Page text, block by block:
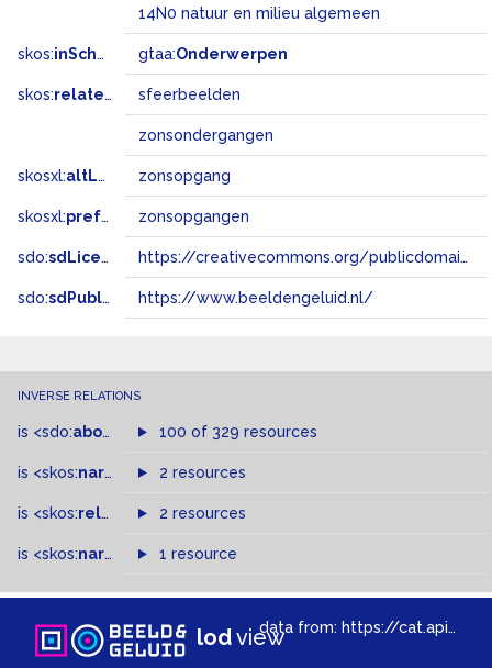
14N0 natuur en milieu algemeen
skos:inScheme gtaa:Onderwerpen
skos:related sfeerbeelden
zonsondergangen
skosxl:altLabel zonsopgang
skosxl:prefLabel zonsopgangen
sdo:sdLicense https://creativecommons.org/publicdomain/zero/1.0/
sdo:sdPublisher https://www.beeldengeluid.nl/
INVERSE RELATIONS
is <sdo:about of 100 of 329 resources
is <skos:narrowMatch >of
2 resources
is <skos:related > of2 resources
is <skos:narrower >of
1 resource
lodviewdata from: https://cat.apis.beeldengeluid.nl/sparql